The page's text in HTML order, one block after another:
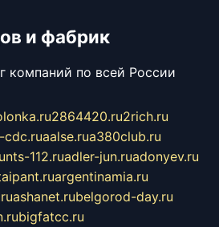
и фабрик
компаний по всей России
2864420.ru2rich.ru
cdc.ruaalse.rua380club.ru
112.ruadler-jun.ruadonyev.ru
argentinamia.ru
ashanet.rubelgorod-day.ru
bigfatcc.ru